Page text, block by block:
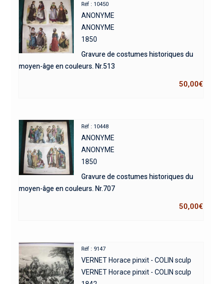
Réf : 10450
ANONYME
ANONYME
1850
Gravure de costumes historiques du
moyen-âge en couleurs. Nr.513
50,00€
Réf : 10448
ANONYME
ANONYME
1850
Gravure de costumes historiques du
moyen-âge en couleurs. Nr.707
50,00€
Réf : 9147
VERNET Horace pinxit - COLIN sculp
VERNET Horace pinxit - COLIN sculp